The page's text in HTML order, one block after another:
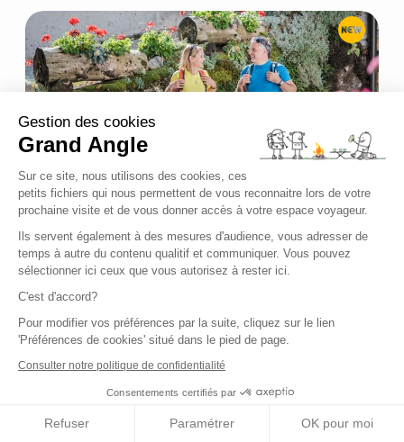
Gestion des cookies
Grand Angle
Sur ce site, nous utilisons des cookies, ces
petits fichiers qui nous permettent de vous reconnaitre lors de votre
prochaine visite et de vous donner accès à votre espace voyageur.
Ils servent également à des mesures d'audience, vous adresser de
temps à autre du contenu qualitif et communiquer. Vous pouvez
sélectionner ici ceux que vous autorisez à rester ici.
C'est d'accord?
Pour modifier vos préférences par la suite, cliquez sur le lien
'Préférences de cookies' situé dans le pied de page.
Consulter notre politique de confidentialité
Consentements certifiés par
Refuser Paramétrer OK pour moi
Des Alpes à l'Adriatique par l’Alpe
Adria Trail, de Cividale del Friuli à
Europe - Italie - Alpes - Alpes Italiennes - ITALP0023
Confort Voyage de 8 jours